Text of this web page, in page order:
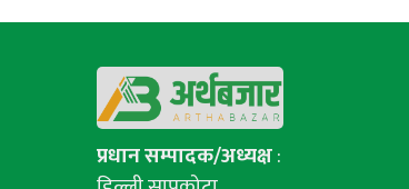
प्रधान सम्पादक/अध्यक्ष: